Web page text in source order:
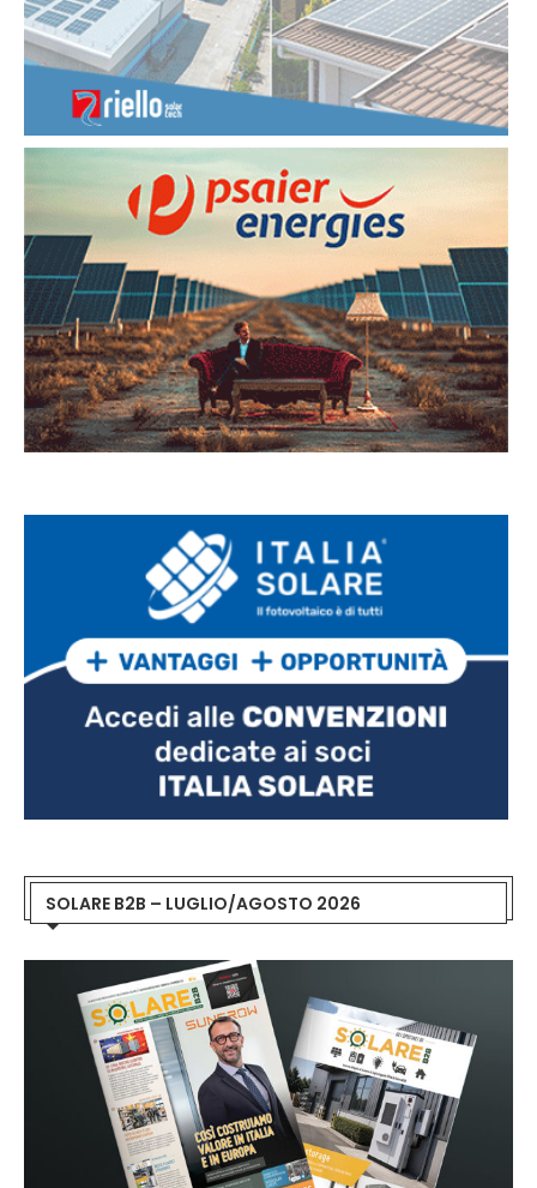
SOLARE B2B – LUGLIO/AGOSTO 2026